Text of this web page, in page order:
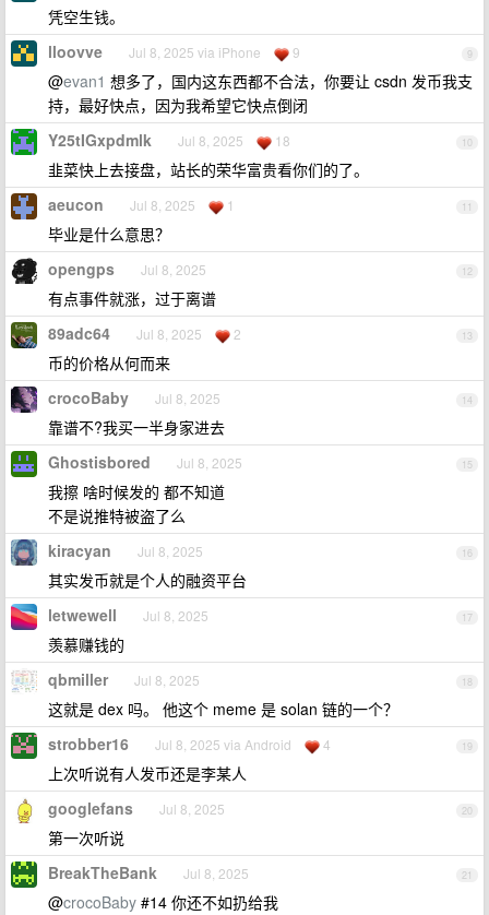
凭空生钱。
9
lloovve Jul 8, 2025 via iPhone 9
@evan1 想多了，国内这东西都不合法，你要让 csdn 发币我支
持，最好快点，因为我希望它快点倒闭
10
Y25tIGxpdmlk Jul 8, 2025 18
韭菜快上去接盘，站长的荣华富贵看你们的了。
11
aeucon Jul 8, 2025 1
毕业是什么意思？
12
opengps Jul 8, 2025
有点事件就涨，过于离谱
13
89adc64 Jul 8, 2025 2
币的价格从何而来
14
crocoBaby Jul 8, 2025
靠谱不?我买一半身家进去
15
Ghostisbored Jul 8, 2025
我擦 啥时候发的 都不知道
不是说推特被盗了么
16
kiracyan Jul 8, 2025
其实发币就是个人的融资平台
17
letwewell Jul 8, 2025
羡慕赚钱的
18
qbmiller Jul 8, 2025
这就是 dex 吗。 他这个 meme 是 solan 链的一个？
19
strobber16 Jul 8, 2025 via Android 4
上次听说有人发币还是李某人
20
googlefans Jul 8, 2025
第一次听说
21
BreakTheBank Jul 8, 2025
@crocoBaby #14 你还不如扔给我